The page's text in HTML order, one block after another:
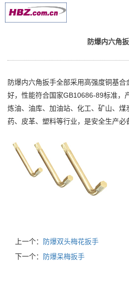
当前位置：网站首页
防爆内六角
防爆内六角扳手全部采用高强度铜基
好，性能符合国家GB10686-89标准，
炼油、油库、加油站、化工、矿山、煤
药、皮革、塑料等行业，是安全生产必
上一个：
防爆双头梅花扳手
下一个：
防爆呆梅扳手